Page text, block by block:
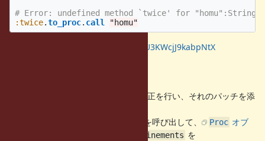
# Error: undefined method `twice' for "homu":String
:twice.to_proc. call "homu"
https://wandbox.org/permlink/KU3KWcjJ9kabpNtX
に対して修正を行い、それのパッチを添
を呼び出して、 Proc オブ
cref->refinements を